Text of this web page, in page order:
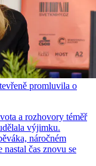
promluvila o
a rozhovory téměř
výjimku.
náročném
čas znovu se